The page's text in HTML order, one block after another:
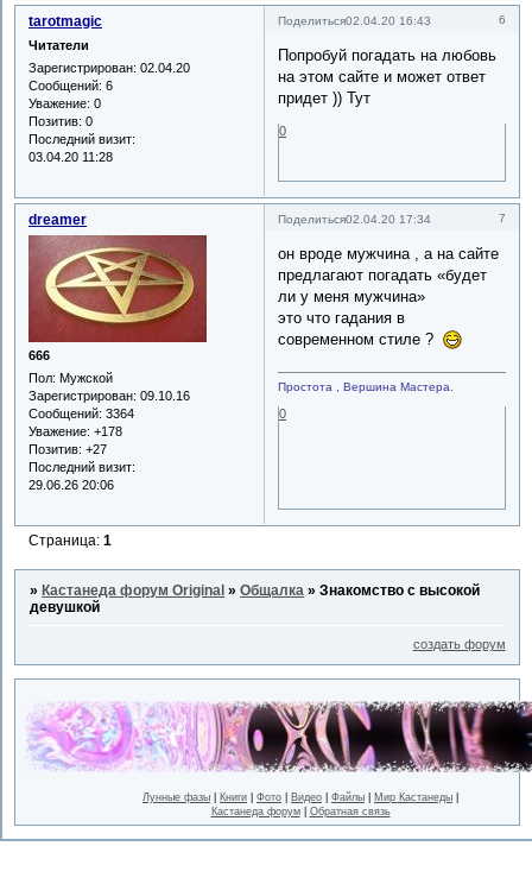
Поделиться 6
02.04.20 16:43
tarotmagic
Читатели
Зарегистрирован: 02.04.20
Сообщений: 6
Уважение: 0
Позитив: 0
Последний визит:
03.04.20 11:28
Попробуй погадать на любовь
на этом сайте и может ответ
придет )) Тут
0
Поделиться 7
02.04.20 17:34
dreamer
666
Пол: Мужской
Зарегистрирован: 09.10.16
Сообщений: 3364
Уважение: +178
Позитив: +27
Последний визит:
29.06.26 20:06
он вроде мужчина , а на сайте
предлагают погадать «будет
ли у меня мужчина»
это что гадания в
современном стиле ?
Простота , Вершина Мастера.
0
Страница:1
»Кастанеда форум Original »Общалка »Знакомство с высокой
девушкой
создать форум
Лунные фазы Книги Фото Видео Файлы Мир Кастанеды
Кастанеда форум| Обратная связь